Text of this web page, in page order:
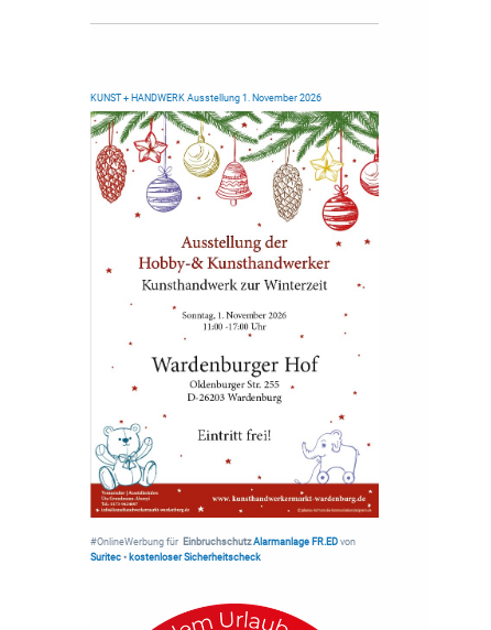
KUNST + HANDWERK Ausstellung 1. November 2026
#OnlineWerbung für Einbruchschutz Alarmanlage FR.ED von
Suritec• kostenloser Sicherheitscheck